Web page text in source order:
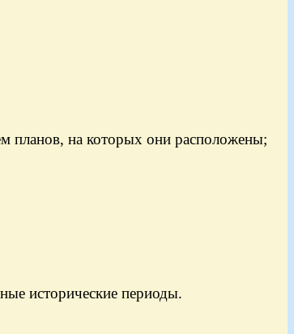
планов, на которых они расположены;
исторические периоды.